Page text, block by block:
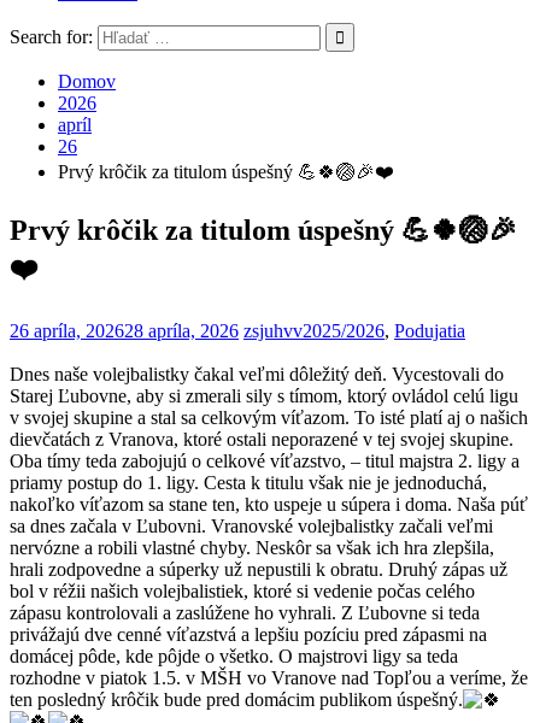
Search for:
Domov
2026
apríl
26
Prvý krôčik za titulom úspešný 💪🍀🏐🎉❤️
Prvý krôčik za titulom úspešný 💪🍀🏐🎉
❤️
26 apríla, 202628 apríla, 2026 zsjuhvv2025/2026, Podujatia
Dnes naše volejbalistky čakal veľmi dôležitý deň. Vycestovali do
Starej Ľubovne, aby si zmerali sily s tímom, ktorý ovládol celú ligu
v svojej skupine a stal sa celkovým víťazom. To isté platí aj o našich
dievčatách z Vranova, ktoré ostali neporazené v tej svojej skupine.
Oba tímy teda zabojujú o celkové víťazstvo, – titul majstra 2. ligy a
priamy postup do 1. ligy. Cesta k titulu však nie je jednoduchá,
nakoľko víťazom sa stane ten, kto uspeje u súpera i doma. Naša púť
sa dnes začala v Ľubovni. Vranovské volejbalistky začali veľmi
nervózne a robili vlastné chyby. Neskôr sa však ich hra zlepšila,
hrali zodpovedne a súperky už nepustili k obratu. Druhý zápas už
bol v réžii našich volejbalistiek, ktoré si vedenie počas celého
zápasu kontrolovali a zaslúžene ho vyhrali. Z Ľubovne si teda
privážajú dve cenné víťazstvá a lepšiu pozíciu pred zápasmi na
domácej pôde, kde pôjde o všetko. O majstrovi ligy sa teda
rozhodne v piatok 1.5. v MŠH vo Vranove nad Topľou a veríme, že
ten posledný krôčik bude pred domácim publikom úspešný.